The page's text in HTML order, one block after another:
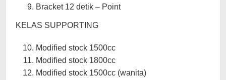
Bracket 12 detik – Point
KELAS SUPPORTING
Modified stock 1500cc
Modified stock 1800cc
Modified stock 1500cc (wanita)